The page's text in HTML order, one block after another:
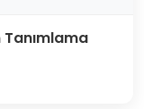
Tanımlama